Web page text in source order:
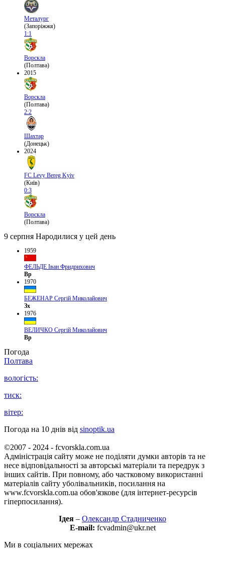
Металург
(Запоріжжя)
1:1
Ворскла
(Полтава)
2015
Ворскла
(Полтава)
2:2
Шахтар
(Донецьк)
2024
FC Levy Bereg Kyiv
(Київ)
0:3
Ворскла
(Полтава)
9 серпня Народилися у цей день
1959
ФЕЛЬДЕ Іван Фридрихович
Вр
1970
БЕЖЕНАР Сергій Миколайович
Зх
1976
ВЕЛИЧКО Сергій Миколайович
Вр
Погода
Полтава
вологість:
тиск:
вітер:
Погода на 10 днів від sinoptik.ua
©2007 - 2024 - fcvorskla.com.ua
Адміністрація сайту може не поділяти думки авторів та не
несе відповідальності за авторські матеріали та передрук з
інших сайтів. При повному, або частковому використанні
матеріалів сайту уболівальників, посилання на
www.fcvorskla.com.ua обов'язкове (для інтернет-ресурсів
гіперпосилання).
Ідея – Олександр Стадниченко
E-mail: fcvadmin@ukr.net
Ми в соціальних мережах